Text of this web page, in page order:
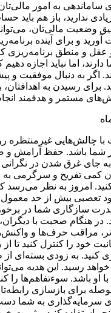
ساماندهی به امور
ندارید، باز هم باید
وضعیت مالی‌تان،
و برای آینده
و عقل و منطق
اما نباید اجازه
اگر به دنبال موفقیت و
برای رسیدن به
مستمر و هدفمند
با چالش‌هایی غیرمنتظره
شما باشد. حفظ آرامش
جای غرق شدن در
کمی تفریح و سرگرمی به
کنید. امروز به نظر می‌رسد
تعصبی بیش از حد
سازگاری شما در
در هنگام صحبت با
مراقب حرف‌ها و
خود را کنترل کنید تا از
کنید. به زودی بسته‌ای
رسید. این هدیه
او باشد. سوءتفاهم‌ها را
برای بازسازی
سرمایه‌گذاری به شما دست